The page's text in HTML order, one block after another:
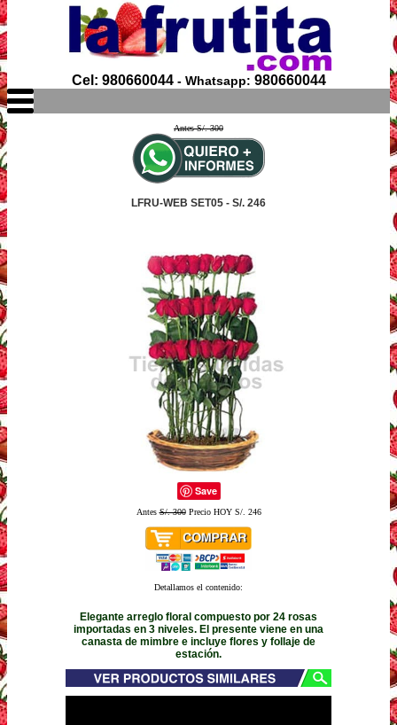
Cel: 980660044- Whatsapp: 980660044
Antes S/. 300
LFRU-WEB SET05 - S/. 246
Save
AntesS/. 300Precio HOY S/. 246
Detallamos el contenido:
Elegante arreglo floral compuesto por 24 rosas
importadas en 3 niveles. El presente viene en una
canasta de mimbre e incluye flores y follaje de
estación.